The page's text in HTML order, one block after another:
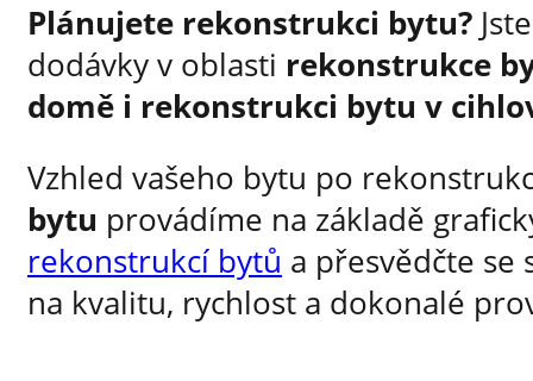
Plánujete rekonstrukci bytu?
dodávky v oblasti rekonstrukce
domě i rekonstrukci bytu v
Vzhled vašeho bytu po
bytu provádíme na základě
rekonstrukcí bytů a přesvědčte
na kvalitu, rychlost a dokonalé